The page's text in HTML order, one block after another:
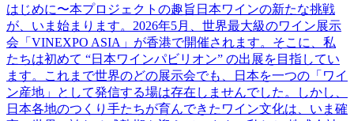
はじめに〜本プロジェクトの趣旨日本ワインの新たな挑戦
が、いま始まります。2026年5月、世界最大級のワイン展示
会「VINEXPO ASIA」が香港で開催されます。そこに、私
たちは初めて “日本ワインパビリオン” の出展を目指してい
ます。これまで世界のどの展示会でも、日本を一つの「ワイ
ン産地」として発信する場は存在しませんでした。しかし、
日本各地のつくり手たちが育んできたワイン文化は、いま確